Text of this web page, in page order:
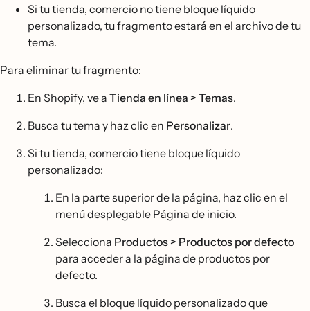
Si tu tienda, comercio no tiene bloque líquido
personalizado, tu fragmento estará en el archivo de tu
tema.
Para eliminar tu fragmento:
En Shopify, ve a Tienda en línea > Temas.
Busca tu tema y haz clic en Personalizar.
Si tu tienda, comercio tiene bloque líquido
personalizado:
En la parte superior de la página, haz clic en el
menú desplegable Página de inicio.
Selecciona Productos > Productos por defecto
para acceder a la página de productos por
defecto.
Busca el bloque líquido personalizado que